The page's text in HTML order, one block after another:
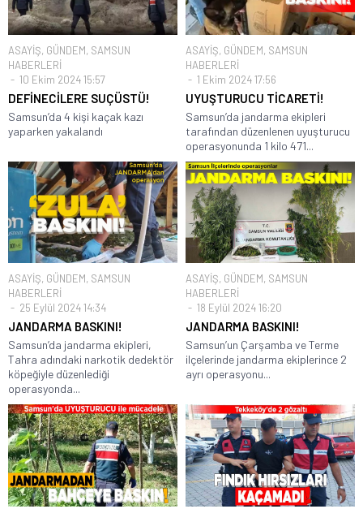
ASAYİŞ, GÜNDEM, SAMSUN
HABERLERİ
10 Ekim 2024 15:57
DEFİNECİLERE SUÇÜSTÜ!
Samsun’da 4 kişi kaçak kazı
yaparken yakalandı
ASAYİŞ, GÜNDEM, SAMSUN
HABERLERİ
1 Ekim 2024 17:56
UYUŞTURUCU TİCARETİ!
Samsun’da jandarma ekipleri
tarafından düzenlenen uyuşturucu
operasyonunda 1 kilo 471...
ASAYİŞ, GÜNDEM, SAMSUN
HABERLERİ
25 Eylül 2024 14:34
JANDARMA BASKINI!
Samsun’da jandarma ekipleri,
Tahra adındaki narkotik dedektör
köpeğiyle düzenlediği
operasyonda...
ASAYİŞ, GÜNDEM, SAMSUN
HABERLERİ
18 Eylül 2024 16:20
JANDARMA BASKINI!
Samsun’un Çarşamba ve Terme
ilçelerinde jandarma ekiplerince 2
ayrı operasyonu...